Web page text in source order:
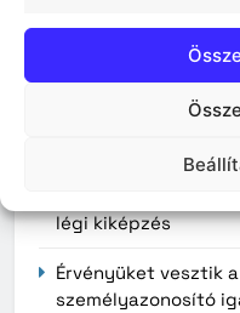
Kiemelt hírek
légi kiképzés
Érvényüket vesztik
személyazonosító